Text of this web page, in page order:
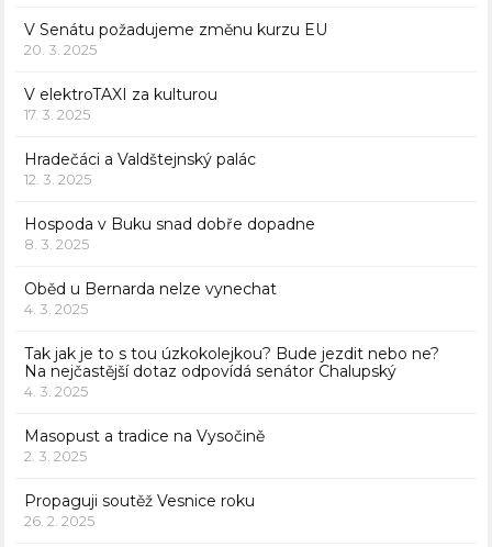
V Senátu požadujeme změnu kurzu EU
20. 3. 2025
V elektroTAXI za kulturou
17. 3. 2025
Hradečáci a Valdštejnský palác
12. 3. 2025
Hospoda v Buku snad dobře dopadne
8. 3. 2025
Oběd u Bernarda nelze vynechat
4. 3. 2025
Tak jak je to s tou úzkokolejkou? Bude jezdit nebo ne?
Na nejčastější dotaz odpovídá senátor Chalupský
4. 3. 2025
Masopust a tradice na Vysočině
2. 3. 2025
Propaguji soutěž Vesnice roku
26. 2. 2025